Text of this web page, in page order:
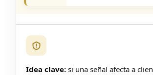
Idea clave: si una señal afecta a